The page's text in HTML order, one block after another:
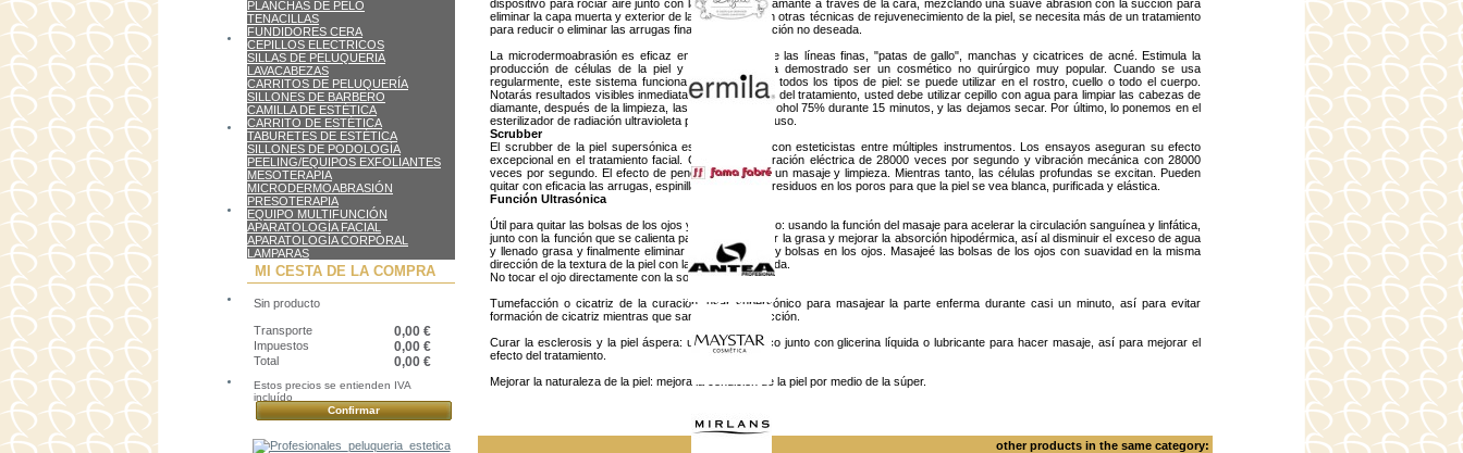
PLANCHAS DE PELO
TENACILLAS
FUNDIDORES CERA
CEPILLOS ELECTRICOS
SILLAS DE PELUQUERIA
LAVACABEZAS
CARRITOS DE PELUQUERÍA
SILLONES DE BARBERO
CAMILLA DE ESTÉTICA
CARRITO DE ESTÉTICA
TABURETES DE ESTÉTICA
SILLONES DE PODOLOGÍA
PEELING/EQUIPOS EXFOLIANTES
MESOTERAPIA
MICRODERMOABRASIÓN
PRESOTERAPIA
EQUIPO MULTIFUNCIÓN
APARATOLOGÍA FACIAL
APARATOLOGÍA CORPORAL
LAMPARAS
MI CESTA DE LA COMPRA
Sin producto
Transporte 0,00 €
Impuestos 0,00 €
Total 0,00 €
Estos precios se entienden IVA
incluído
Confirmar
dispositivo para rociar aire junto con las puntas de diamante a través de la cara, mezclando una suave abrasión con la succión para
eliminar la capa muerta y exterior de la piel. Como con otras técnicas de rejuvenecimiento de la piel, se necesita más de un tratamiento
para reducir o eliminar las arrugas finas y la pigmentación no deseada.
La microdermoabrasión es eficaz en la reducción de las líneas finas, "patas de gallo", manchas y cicatrices de acné. Estimula la
producción de células de la piel y el colágeno. Ha demostrado ser un cosmético no quirúrgico muy popular. Cuando se usa
regularmente, este sistema funciona de maravilla en todos los tipos de piel: se puede utilizar en el rostro, cuello o todo el cuerpo.
Notarás resultados visibles inmediatamente. Después del tratamiento, usted debe utilizar cepillo con agua para limpiar las cabezas de
diamante, después de la limpieza, las ponemos en alcohol 75% durante 15 minutos, y las dejamos secar. Por último, lo ponemos en el
esterilizador de radiación ultravioleta para el siguiente uso.
Scrubber
El scrubber de la piel supersónica es más popular con esteticistas entre múltiples instrumentos. Los ensayos aseguran su efecto
excepcional en el tratamiento facial. Cambios de vibración eléctrica de 28000 veces por segundo y vibración mecánica con 28000
veces por segundo. El efecto de penetración ofrece un masaje y limpieza. Mientras tanto, las células profundas se excitan. Pueden
quitar con eficacia las arrugas, espinillas, manchas y residuos en los poros para que la piel se vea blanca, purificada y elástica.
Función Ultrasónica
Útil para quitar las bolsas de los ojos y el círculo del ojo: usando la función del masaje para acelerar la circulación sanguínea y linfática,
junto con la función que se calienta para descomponer la grasa y mejorar la absorción hipodérmica, así al disminuir el exceso de agua
y llenado grasa y finalmente eliminar círculos del ojo y bolsas en los ojos. Masajeé las bolsas de los ojos con suavidad en la misma
dirección de la textura de la piel con la punta de la sonda.
No tocar el ojo directamente con la sonda.
Tumefacción o cicatriz de la curación: usar supersónico para masajear la parte enferma durante casi un minuto, así para evitar
formación de cicatriz mientras que sanó de la tumefacción.
Curar la esclerosis y la piel áspera: usar supersónico junto con glicerina líquida o lubricante para hacer masaje, así para mejorar el
efecto del tratamiento.
Mejorar la naturaleza de la piel: mejora la condición de la piel por medio de la súper.
other products in the same category: